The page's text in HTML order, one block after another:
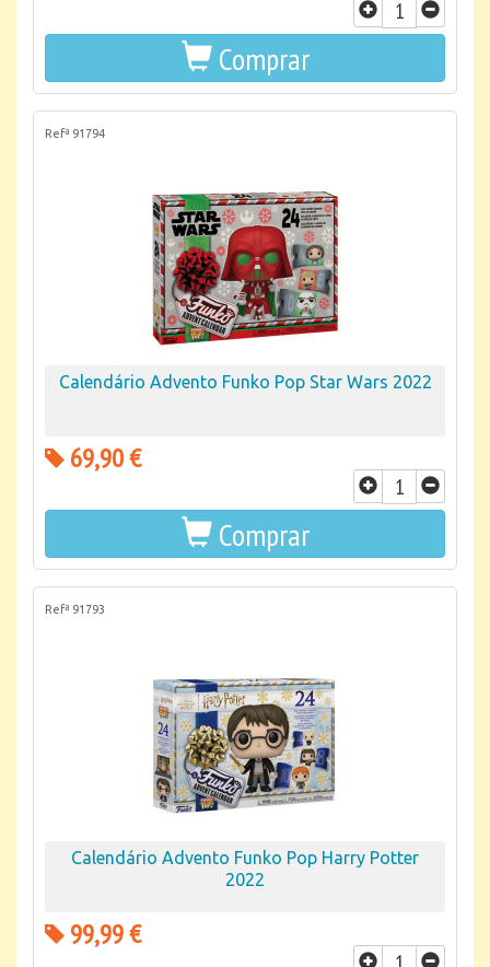
Comprar
Refª 91794
Calendário Advento Funko Pop Star Wars 2022
69,90 €
Comprar
Refª 91793
Calendário Advento Funko Pop Harry Potter
2022
99,99 €